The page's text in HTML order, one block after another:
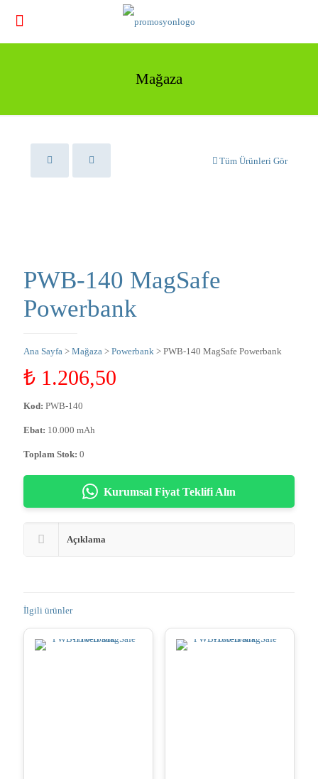
Mağaza
Tüm Ürünleri Gör
PWB-140 MagSafe
Powerbank
Ana Sayfa > Mağaza > Powerbank > PWB-140 MagSafe Powerbank
₺ 1.206,50
Kod: PWB-140
Ebat: 10.000 mAh
Toplam Stok: 0
Kurumsal Fiyat Teklifi Alın
Açıklama
İlgili ürünler